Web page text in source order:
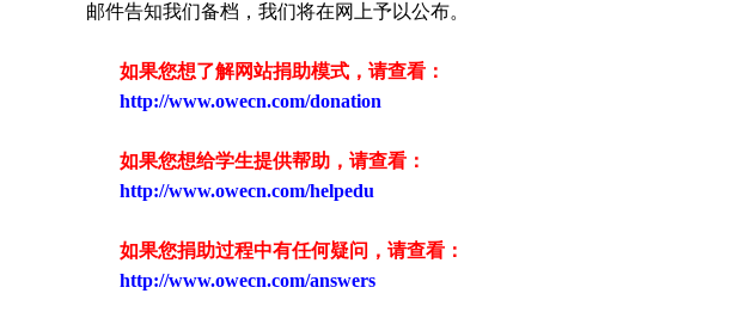
邮件告知我们备档，我们将在网上予以公布。
如果您想了解网站捐助模式，请查看：
http://www.owecn.com/donation
如果您想给学生提供帮助，请查看：
http://www.owecn.com/helpedu
如果您捐助过程中有任何疑问，请查看：
http://www.owecn.com/answers